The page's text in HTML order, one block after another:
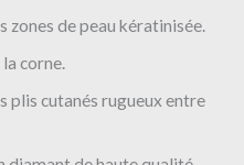
zones de peau kératinisée.
corne.
plis cutanés rugueux entre